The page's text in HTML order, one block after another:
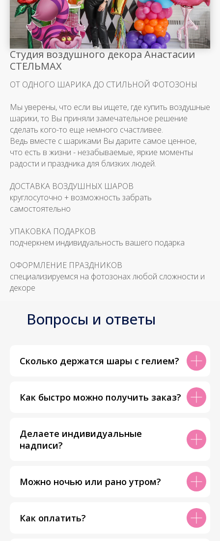
Студия воздушного декора Анастасии
СТЕЛЬМАХ
ОТ ОДНОГО ШАРИКА ДО СТИЛЬНОЙ ФОТОЗОНЫ
Мы уверены, что если вы ищете, где купить воздушные
шарики, то Вы приняли замечательное решение
сделать кого-то еще немного счастливее.
Ведь вместе с шариками Вы дарите самое ценное,
что есть в жизни - незабываемые, яркие моменты
радости и праздника для близких людей.
ДОСТАВКА ВОЗДУШНЫХ ШАРОВ
круглосуточно + возможность забрать
самостоятельно
УПАКОВКА ПОДАРКОВ
подчеркнем индивидуальность вашего подарка
ОФОРМЛЕНИЕ ПРАЗДНИКОВ
специализируемся на фотозонах любой сложности и
декоре
Вопросы и ответы
Сколько держатся шары с гелием?
Как быстро можно получить заказ?
Делаете индивидуальные
надписи?
Можно ночью или рано утром?
Как оплатить?